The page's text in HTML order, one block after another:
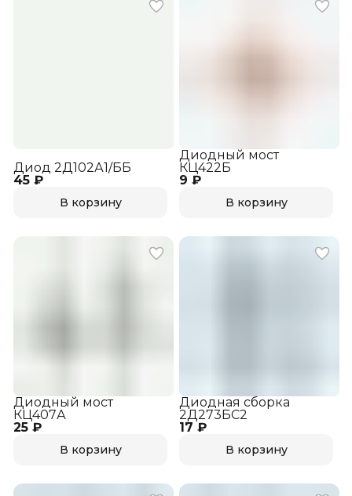
45 ₽
Диод 2Д102А1/ББ
В корзину
9 ₽
Диодный мост
КЦ422Б
В корзину
25 ₽
Диодный мост
КЦ407А
В корзину
17 ₽
Диодная сборка
2Д273БС2
В корзину